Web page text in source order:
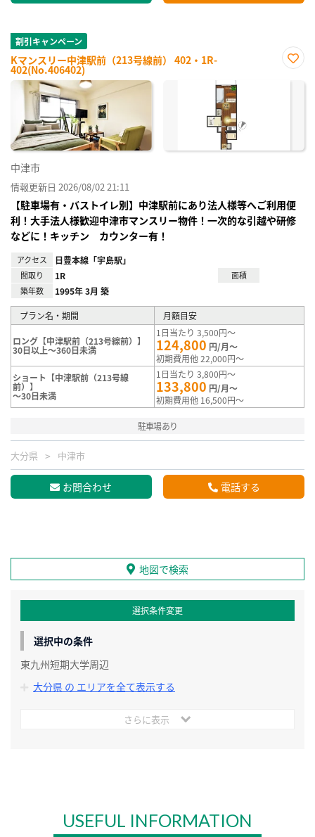
割引キャンペーン
Kマンスリー中津駅前（213号線前） 402・1R-
402(No.406402)
に入
中津市
情報更新日 2026/08/02 21:11
【駐車場有・バストイレ別】中津駅前にあり法人様等へご利用便
利！大手法人様歓迎中津市マンスリー物件！一次的な引越や研修
などに！キッチン カウンター有！
アクセス 日豊本線「宇島駅」
間取り 1R
面積
築年数
1995年 3月 築
プラン名・期間 月額目安
ロング【中津駅前（213号線前）】
30日以上～360日未満
1日当たり 3,500円～
124,800 円/月～
初期費用他 22,000円～
ショート【中津駅前（213号線
前）】
～30日未満
1日当たり 3,800円～
133,800 円/月～
初期費用他 16,500円～
駐車場あり
大分県 中津市
お問合わせ 電話する
地図で検索
選択条件変更
選択中の条件
東九州短期大学周辺
大分県 の エリアを全て表示する
さらに表示
USEFUL INFORMATION